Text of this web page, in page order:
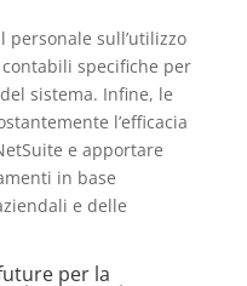
personale sull’utilizzo
specifiche per
sistema. Infine, le
l’efficacia
e apportare
in base
e delle
per la